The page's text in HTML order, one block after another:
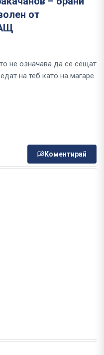
от
не означава да се сещат
на теб като на магаре
Коментирай